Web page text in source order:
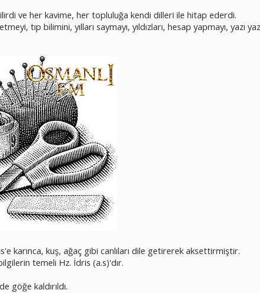
ve her kavime, her topluluğa kendi dilleri ile hitap ederdi.
tıp bilimini, yılları saymayı, yıldızları, hesap yapmayı, yazı
karınca, kuş, ağaç gibi canlıları dile getirerek aksettirmiştir.
temeli Hz. İdris (a.s)'dır.
göğe kaldırıldı.